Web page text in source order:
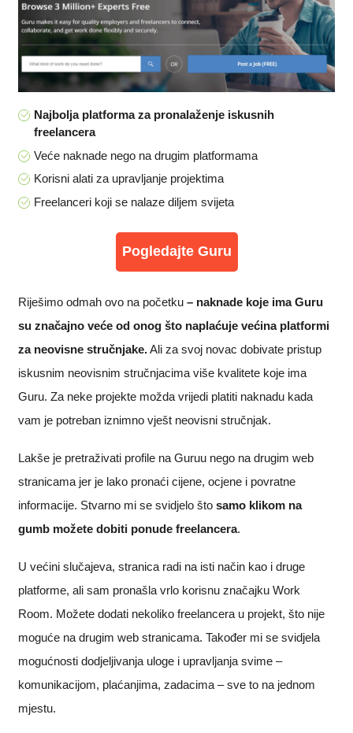
Najbolja platforma za pronalaženje iskusnih
freelancera
Veće naknade nego na drugim platformama
Korisni alati za upravljanje projektima
Freelanceri koji se nalaze diljem svijeta
Pogledajte Guru
Riješimo odmah ovo na početku – naknade koje ima Guru
su značajno veće od onog što naplaćuje većina platformi
za neovisne stručnjake.Ali za svoj novac dobivate pristup
iskusnim neovisnim stručnjacima više kvalitete koje ima
Guru. Za neke projekte možda vrijedi platiti naknadu kada
vam je potreban iznimno vješt neovisni stručnjak.
Lakše je pretraživati profile na Guruu nego na drugim web
stranicama jer je lako pronaći cijene, ocjene i povratne
informacije. Stvarno mi se svidjelo što samo klikom na
gumb možete dobiti ponude freelancera.
U većini slučajeva, stranica radi na isti način kao i druge
platforme, ali sam pronašla vrlo korisnu značajku Work
Room. Možete dodati nekoliko freelancera u projekt, što nije
moguće na drugim web stranicama. Također mi se svidjela
mogućnosti dodjeljivanja uloge i upravljanja svime –
komunikacijom, plaćanjima, zadacima – sve to na jednom
mjestu.